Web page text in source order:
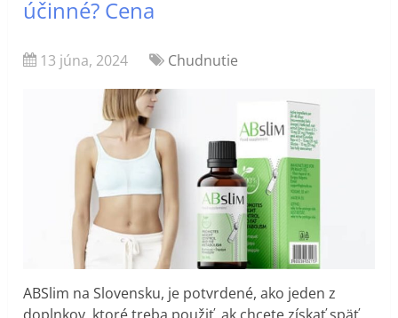
účinné? Cena
13 júna, 2024 Chudnutie
ABSlim na Slovensku, je potvrdené, ako jeden z